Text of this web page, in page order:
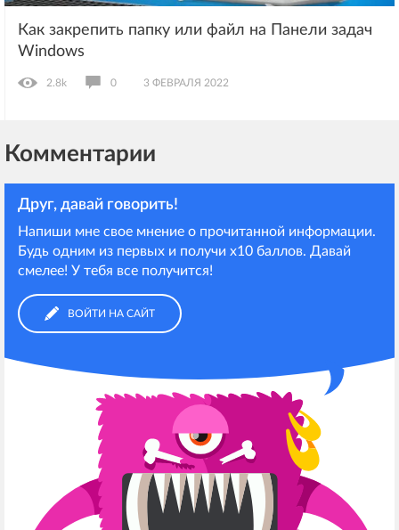
Как закрепить папку или файл на Панели задач
Windows
2.8k 0 3 ФЕВРАЛЯ 2022
Комментарии
Друг, давай говорить!
Напиши мне свое мнение о прочитанной информации.
Будь одним из первых и получи х10 баллов. Давай
смелее! У тебя все получится!
ВОЙТИ НА САЙТ